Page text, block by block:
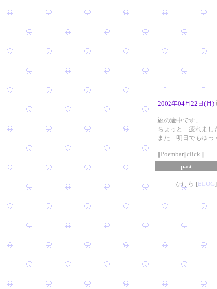
2002年04月22日(月)
旅の途中です。
ちょっと 疲れまし
また 明日でもゆっ
∥Poembar∥click!∥
past
かけら [BLOG